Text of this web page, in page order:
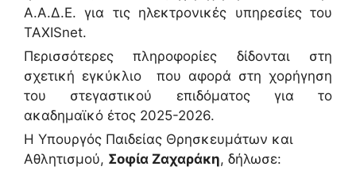
Α.Α.Δ.Ε. για τις ηλεκτρονικές υπηρεσίες του
TAXISnet.
Περισσότερες πληροφορίες δίδονται στη
σχετική εγκύκλιο που αφορά στη χορήγηση
του στεγαστικού επιδόματος για το
ακαδημαϊκό έτος 2025-2026.
Η Υπουργός Παιδείας Θρησκευμάτων και
Αθλητισμού, Σοφία Ζαχαράκη, δήλωσε: